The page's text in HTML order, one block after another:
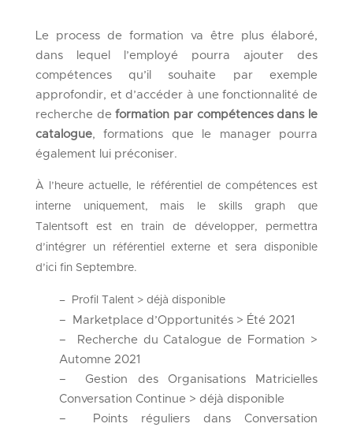
Le process de formation va être plus élaboré,
dans lequel l’employé pourra ajouter des
compétences qu’il souhaite par exemple
approfondir, et d’accéder à une fonctionnalité de
recherche deformation par compétences dans le
catalogue, formations que le manager pourra
également lui préconiser.
À l’heure actuelle, le référentiel de compétences est
interne uniquement, mais le skills graph que
Talentsoft est en train de développer, permettra
d’intégrer un référentiel externe et sera disponible
d’ici fin Septembre.
– Profil Talent > déjà disponible
– Marketplace d’Opportunités > Été 2021
– Recherche du Catalogue de Formation >
Automne 2021
– Gestion des Organisations Matricielles
Conversation Continue > déjà disponible
– Points réguliers dans Conversation